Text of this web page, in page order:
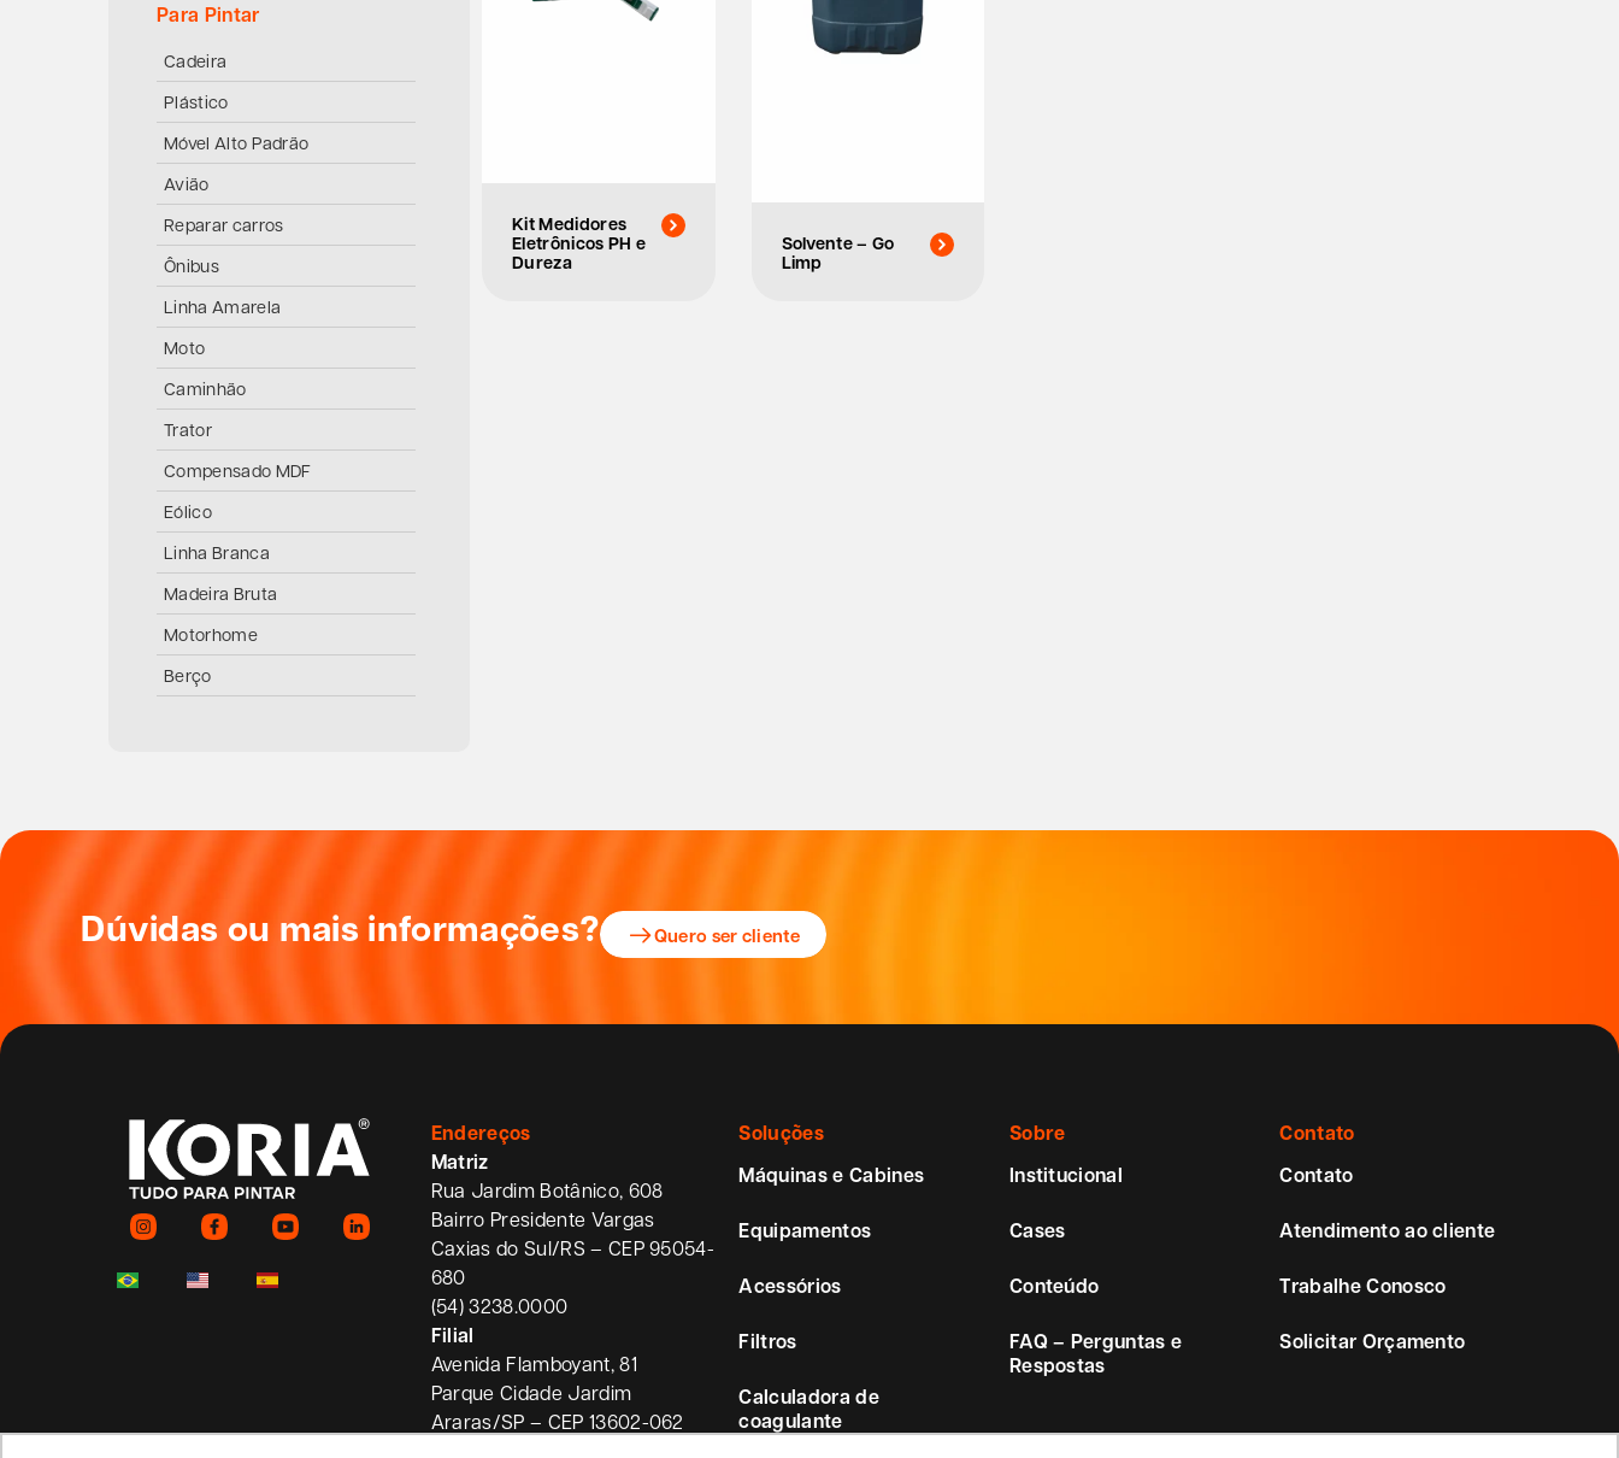
Para Pintar
Cadeira
Plástico
Móvel Alto Padrão
Avião
Reparar carros
Ônibus
Linha Amarela
Moto
Caminhão
Trator
Compensado MDF
Eólico
Linha Branca
Madeira Bruta
Motorhome
Berço
Violão
Kit Medidores
Eletrônicos PH e
Dureza
Solvente – Go
Limp
Dúvidas ou mais informações? Quero ser cliente
Endereços
Matriz
Rua Jardim Botânico, 608
Bairro Presidente Vargas
Caxias do Sul/RS – CEP 95054-
680
(54) 3238.0000
Filial
Avenida Flamboyant, 81
Parque Cidade Jardim
Araras/SP – CEP 13602-062
Soluções
Máquinas e Cabines
Equipamentos
Acessórios
Filtros
Calculadora de
coagulante
Sobre
Institucional
Cases
Conteúdo
FAQ – Perguntas e
Respostas
Contato
Contato
Atendimento ao cliente
Trabalhe Conosco
Solicitar Orçamento